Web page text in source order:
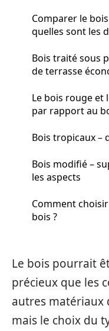
Comparer le
quelles sont les
Bois traité sous
de terrasse
Le bois rouge et
par rapport au
Bois tropicaux –
Bois modifié –
les aspects
Comment
bois ?
Le bois pourrait
précieux que les
autres matériaux
mais le choix du